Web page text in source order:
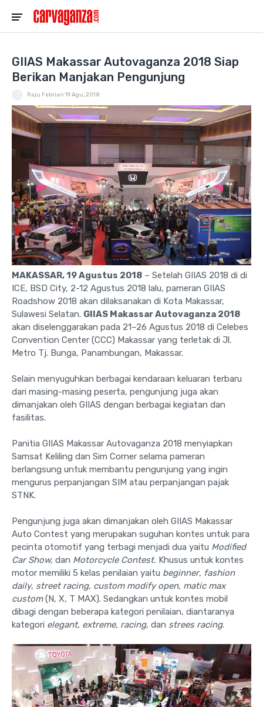
GIIAS Makassar Autovaganza 2018 Siap
Berikan Manjakan Pengunjung
Raju Febrian 19 Agu, 2018
MAKASSAR, 19 Agustus 2018 – Setelah GIIAS 2018 di di
ICE, BSD City, 2-12 Agustus 2018 lalu, pameran GIIAS
Roadshow 2018 akan dilaksanakan di Kota Makassar,
Sulawesi Selatan. GIIAS Makassar Autovaganza 2018
akan diselenggarakan pada 21–26 Agustus 2018 di Celebes
Convention Center (CCC) Makassar yang terletak di Jl.
Metro Tj. Bunga, Panambungan, Makassar.
Selain menyuguhkan berbagai kendaraan keluaran terbaru
dari masing-masing peserta, pengunjung juga akan
dimanjakan oleh GIIAS dengan berbagai kegiatan dan
fasilitas.
Panitia GIIAS Makassar Autovaganza 2018 menyiapkan
Samsat Keliling dan Sim Corner selama pameran
berlangsung untuk membantu pengunjung yang ingin
mengurus perpanjangan SIM atau perpanjangan pajak
STNK.
Pengunjung juga akan dimanjakan oleh GIIAS Makassar
Auto Contest yang merupakan suguhan kontes untuk para
pecinta otomotif yang terbagi menjadi dua yaitu Modified
Car Show, dan Motorcycle Contest. Khusus untuk kontes
motor memiliki 5 kelas penilaian yaitu beginner, fashion
daily, street racing, custom modify open, matic max
custom(N, X, T MAX). Sedangkan untuk kontes mobil
dibagi dengan beberapa kategori penilaian, diantaranya
kategori elegant, extreme, racing, dan strees racing.